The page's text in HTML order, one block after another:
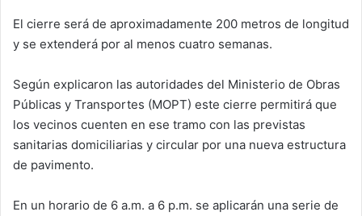
El cierre será de aproximadamente 200 metros de longitud
y se extenderá por al menos cuatro semanas.
Según explicaron las autoridades del Ministerio de Obras
Públicas y Transportes (MOPT) este cierre permitirá que
los vecinos cuenten en ese tramo con las previstas
sanitarias domiciliarias y circular por una nueva estructura
de pavimento.
En un horario de 6 a.m. a 6 p.m. se aplicarán una serie de